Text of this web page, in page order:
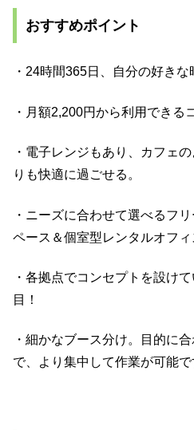
おすすめポイント
・24時間365日、自分の好きな
・月額2,200円から利用できる
・電子レンジもあり、カフェ
りも快適に過ごせる。
・ニーズに合わせて選べるフ
ペース＆個室型レンタルオフィ
・各拠点でコンセプトを設け
目！
・細かなブース分け。目的に
で、より集中して作業が可能で